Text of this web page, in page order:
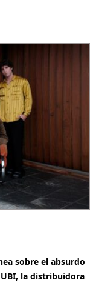
sobre el absurdo
la distribuidora